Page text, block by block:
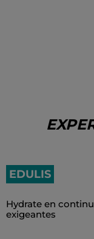
EDULIS
Hydrate en
exigeantes